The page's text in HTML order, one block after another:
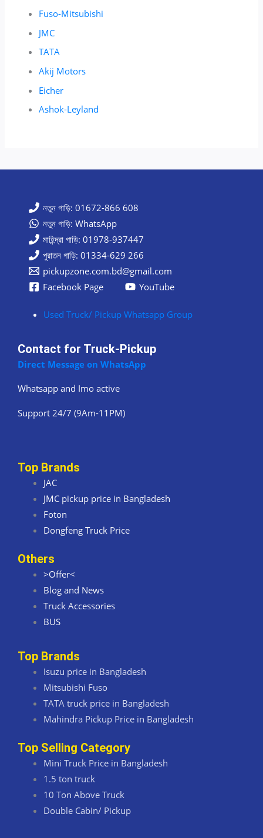
Fuso-Mitsubishi
JMC
TATA
Akij Motors
Eicher
Ashok-Leyland
নতুন গাড়ি: 01672-866 608
নতুন গাড়ি: WhatsApp
মাহিন্দ্রা গাড়ি: 01978-937447
পুরাতন গাড়ি: 01334-629 266
pickupzone.com.bd@gmail.com
Facebook Page
YouTube
Used Truck/ Pickup Whatsapp Group
Contact for Truck-Pickup
Direct Message on WhatsApp
Whatsapp and Imo active
Support 24/7 (9Am-11PM)
Top Brands
JAC
JMC pickup price in Bangladesh
Foton
Dongfeng Truck Price
Others
>Offer<
Blog and News
Truck Accessories
BUS
Top Brands
Isuzu price in Bangladesh
Mitsubishi Fuso
TATA truck price in Bangladesh
Mahindra Pickup Price in Bangladesh
Top Selling Category
Mini Truck Price in Bangladesh
1.5 ton truck
10 Ton Above Truck
Double Cabin/ Pickup